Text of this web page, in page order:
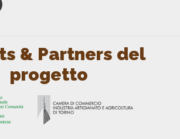
& Partners del
progetto